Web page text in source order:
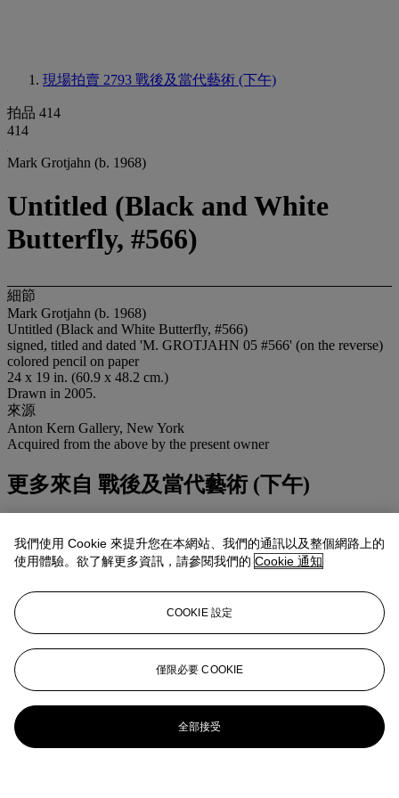
現場拍賣 2793 戰後及當代藝術 (下午)
拍品 414
414
Mark Grotjahn (b. 1968)
Untitled (Black and White
Butterfly, #566)
細節
Mark Grotjahn (b. 1968)
Untitled (Black and White Butterfly, #566)
signed, titled and dated 'M. GROTJAHN 05 #566' (on the reverse)
colored pencil on paper
24 x 19 in. (60.9 x 48.2 cm.)
Drawn in 2005.
來源
Anton Kern Gallery, New York
Acquired from the above by the present owner
更多來自 戰後及當代藝術 (下午)
查看全部
我們使用 Cookie 來提升您在本網站、我們的通訊以及整個網路上的
使用體驗。欲了解更多資訊，請參閱我們的 Cookie 通知
COOKIE 設定
僅限必要 COOKIE
全部接受